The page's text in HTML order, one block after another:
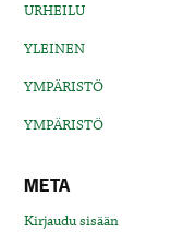
URHEILU
YLEINEN
YMPÄRISTÖ
YMPÄRISTÖ
META
Kirjaudu sisään